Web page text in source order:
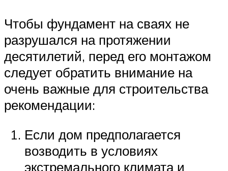
Чтобы фундамент на сваях не
разрушался на протяжении
десятилетий, перед его монтажом
следует обратить внимание на
очень важные для строительства
рекомендации:
Если дом предполагается
возводить в условиях
экстремального климата и